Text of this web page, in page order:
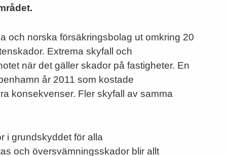
och norska försäkringsbolag ut omkring 20
Extrema skyfall och
när det gäller skador på fastigheter. En
år 2011 som kostade
konsekvenser. Fler skyfall av samma
i grundskyddet för alla
och översvämningsskador blir allt